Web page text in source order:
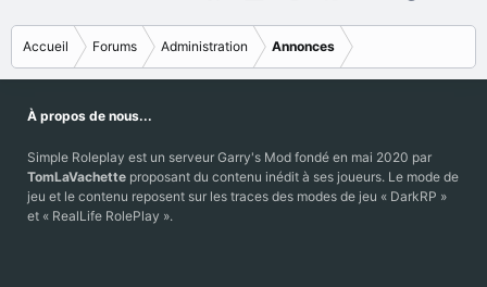
Accueil Forums Administration Annonces
À propos de nous...
Simple Roleplay est un serveur Garry's Mod fondé en mai 2020 par
TomLaVachette proposant du contenu inédit à ses joueurs. Le mode de
jeu et le contenu reposent sur les traces des modes de jeu « DarkRP »
et « RealLife RolePlay ».